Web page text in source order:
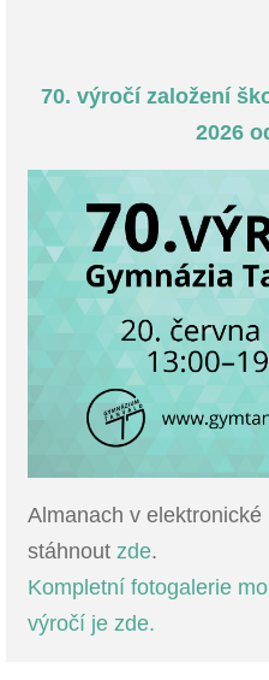
70. výročí založení
2026
Almanach v
stáhnout zde.
Kompletní fotogalerie
výročí je zde.